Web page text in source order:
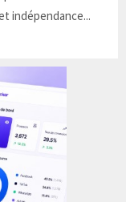
indépendance...